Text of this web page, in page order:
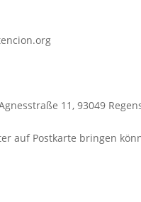
11, 93049
auf Postkarte bringen